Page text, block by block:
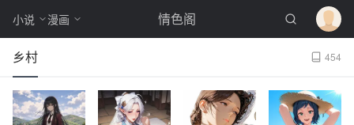
小说 漫画 情色阁
乡村 454